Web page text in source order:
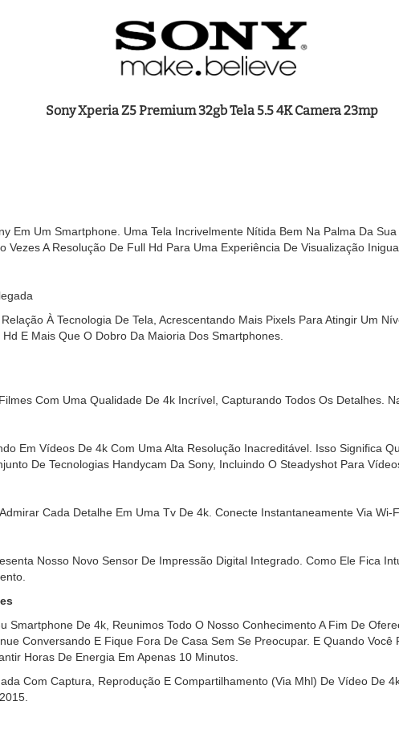
Sony Xperia Z5 Premium 32gb Tela 5.5 4K Camera 23mp
Em Um Smartphone. Uma Tela Incrivelmente Nítida Bem Na Palma Da
Vezes A Resolução De Full Hd Para Uma Experiência De Visualização
À Tecnologia De Tela, Acrescentando Mais Pixels Para Atingir Um
E Mais Que O Dobro Da Maioria Dos Smartphones.
Com Uma Qualidade De 4k Incrível, Capturando Todos Os Detalhes.
Em Vídeos De 4k Com Uma Alta Resolução Inacreditável. Isso Significa
De Tecnologias Handycam Da Sony, Incluindo O Steadyshot Para
Cada Detalhe Em Uma Tv De 4k. Conecte Instantaneamente Via
Nosso Novo Sensor De Impressão Digital Integrado. Como Ele Fica
Smartphone De 4k, Reunimos Todo O Nosso Conhecimento A Fim De
Conversando E Fique Fora De Casa Sem Se Preocupar. E Quando
Horas De Energia Em Apenas 10 Minutos.
Com Captura, Reprodução E Compartilhamento (Via Mhl) De Vídeo De